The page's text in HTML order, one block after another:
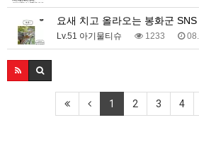
요새 치고 올라오는 봉화군 SNS
Lv.51 아기물티슈 1233
1 2 3 4